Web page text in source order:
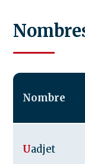
Nombre
Uadjet